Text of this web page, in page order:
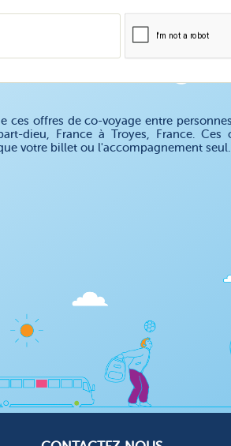
ces offres de co-voyage entre
dieu, France à Troyes, France.
votre billet ou l'accompagnement seul.